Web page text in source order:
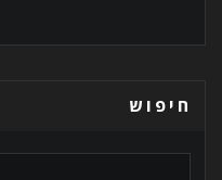
חיפוש